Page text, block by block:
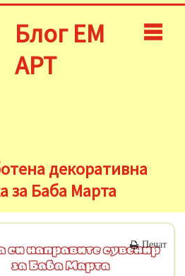
Блог ЕМ
АРТ
декоративна
за Баба Марта
Печат